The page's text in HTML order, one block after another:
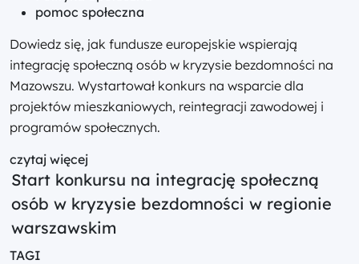
pomoc społeczna
Dowiedz się, jak fundusze europejskie wspierają
integrację społeczną osób w kryzysie bezdomności na
Mazowszu. Wystartował konkurs na wsparcie dla
projektów mieszkaniowych, reintegracji zawodowej i
programów społecznych.
czytaj więcej
Start konkursu na integrację społeczną
osób w kryzysie bezdomności w regionie
warszawskim
TAGI